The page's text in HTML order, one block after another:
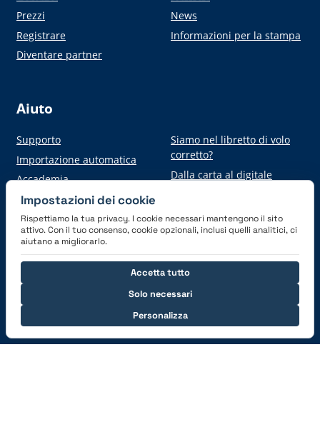
Prezzi
Registrare
Diventare partner
News
Informazioni per la stampa
Aiuto
Supporto
Importazione automatica
Accademia
Siamo nel libretto di volo
corretto?
Dalla carta al digitale
Scarica l'applicazione
Connettiti con noi
Impostazioni dei cookie
Rispettiamo la tua privacy. I cookie necessari mantengono il sito
attivo. Con il tuo consenso, cookie opzionali, inclusi quelli analitici, ci
aiutano a migliorarlo.
Solo necessari
Personalizza
Accetta tutto